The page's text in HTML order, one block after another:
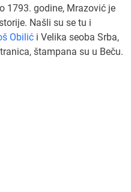
1793. godine, Mrazović je
Našli su se tu i
Obilić i Velika seoba Srba,
štampana su u Beču.